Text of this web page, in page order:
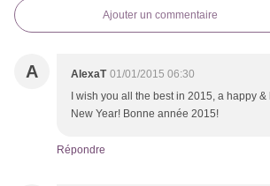
Ajouter un commentaire
A AlexaT 01/01/2015 06:30
I wish you all the best in 2015, a happy
New Year! Bonne année 2015!
Répondre